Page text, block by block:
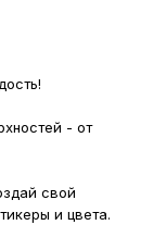
- от
свой
и цвета.